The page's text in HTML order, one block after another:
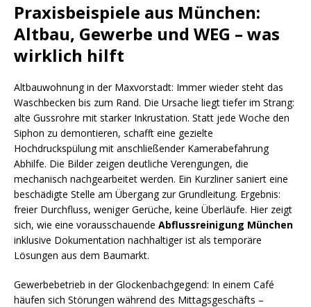
Praxisbeispiele aus München:
Altbau, Gewerbe und WEG – was
wirklich hilft
Altbauwohnung in der Maxvorstadt: Immer wieder steht das
Waschbecken bis zum Rand. Die Ursache liegt tiefer im Strang:
alte Gussrohre mit starker Inkrustation. Statt jede Woche den
Siphon zu demontieren, schafft eine gezielte
Hochdruckspülung mit anschließender Kamerabefahrung
Abhilfe. Die Bilder zeigen deutliche Verengungen, die
mechanisch nachgearbeitet werden. Ein Kurzliner saniert eine
beschädigte Stelle am Übergang zur Grundleitung. Ergebnis:
freier Durchfluss, weniger Gerüche, keine Überläufe. Hier zeigt
sich, wie eine vorausschauende Abflussreinigung München
inklusive Dokumentation nachhaltiger ist als temporäre
Lösungen aus dem Baumarkt.
Gewerbebetrieb in der Glockenbachgegend: In einem Café
häufen sich Störungen während des Mittagsgeschäfts –